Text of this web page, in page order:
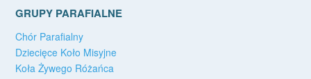
GRUPY PARAFIALNE
Chór Parafialny
Dziecięce Koło Misyjne
Koła Żywego Różańca